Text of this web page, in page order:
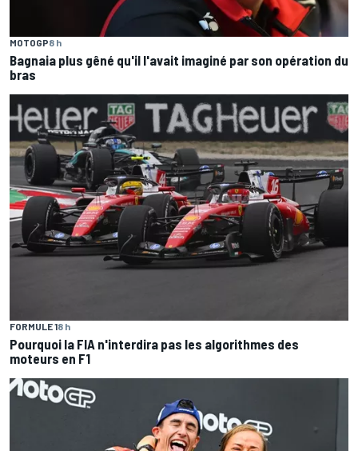
MOTOGP8 h
Bagnaia plus gêné qu'il l'avait imaginé par son opération du
bras
FORMULE 18 h
Pourquoi la FIA n'interdira pas les algorithmes des
moteurs en F1